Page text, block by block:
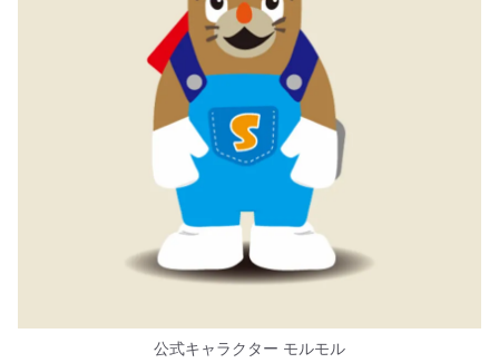
公式キャラクター モルモル